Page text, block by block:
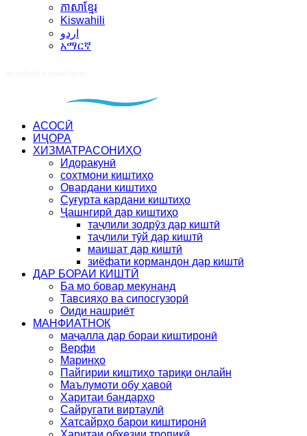
ភាសាខ្មែរ
Kiswahili
اردو
አማርኛ
АСОСӢ
ИҶОРА
ХИЗМАТРАСОНИҲО
Идоракунӣ
сохтмони киштиҳо
Овардани киштиҳо
Суғурта кардани киштиҳо
Ҷашнгирӣ дар киштиҳо
таҷлили зодрӯз дар киштӣ
таҷлили тӯй дар киштӣ
маишат дар киштӣ
зиёфати кормандон дар киштӣ
ДАР БОРАИ КИШТӢ
Ба мо бовар мекунанд
Тавсияҳо ва сипосгузорӣ
Оиди нашриёт
МАНФИАТНОК
маҷалла дар бораи киштиронӣ
Верфи
Маринҳо
Пайгирии киштиҳо тариқи онлайн
Маълумоти обу ҳавоӣ
Харитаи бандарҳо
Сайругати виртаулӣ
Хатсайрҳо барои киштиронӣ